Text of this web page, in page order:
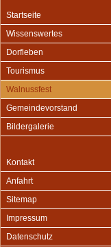
Startseite
Wissenswertes
Dorfleben
Tourismus
Walnussfest
Gemeindevorstand
Bildergalerie
Kontakt
Anfahrt
Sitemap
Impressum
Datenschutz